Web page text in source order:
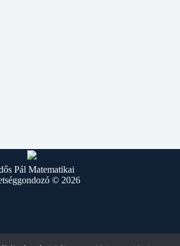
Pál Matematikai
© 2026